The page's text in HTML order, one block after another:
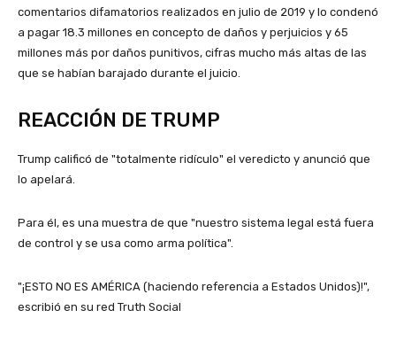
comentarios difamatorios realizados en julio de 2019 y lo condenó
a pagar 18.3 millones en concepto de daños y perjuicios y 65
millones más por daños punitivos, cifras mucho más altas de las
que se habían barajado durante el juicio.
REACCIÓN DE TRUMP
Trump calificó de "totalmente ridículo" el veredicto y anunció que
lo apelará.
Para él, es una muestra de que "nuestro sistema legal está fuera
de control y se usa como arma política".
"¡ESTO NO ES AMÉRICA (haciendo referencia a Estados Unidos)!",
escribió en su red Truth Social